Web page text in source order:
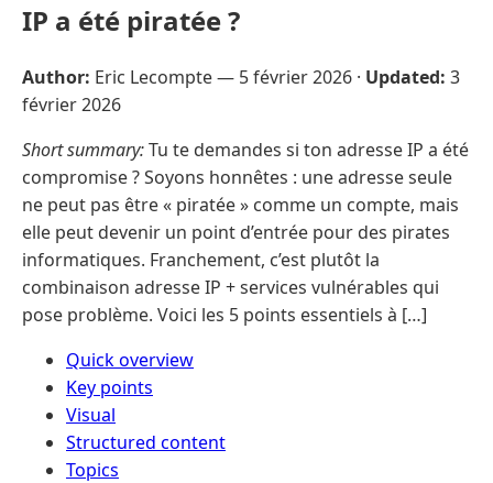
IP a été piratée ?
Author: Eric Lecompte — 5 février 2026 · Updated: 3
février 2026
Short summary:Tu te demandes si ton adresse IP a été
compromise ? Soyons honnêtes : une adresse seule
ne peut pas être « piratée » comme un compte, mais
elle peut devenir un point d’entrée pour des pirates
informatiques. Franchement, c’est plutôt la
combinaison adresse IP + services vulnérables qui
pose problème. Voici les 5 points essentiels à […]
Quick overview
Key points
Visual
Structured content
Topics